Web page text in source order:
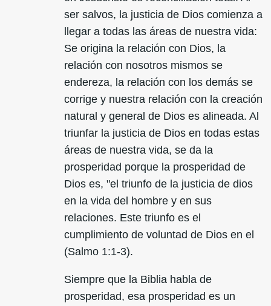
ser salvos, la justicia de Dios comienza a
llegar a todas las áreas de nuestra vida:
Se origina la relación con Dios, la
relación con nosotros mismos se
endereza, la relación con los demás se
corrige y nuestra relación con la creación
natural y general de Dios es alineada. Al
triunfar la justicia de Dios en todas estas
áreas de nuestra vida, se da la
prosperidad porque la prosperidad de
Dios es, "el triunfo de la justicia de dios
en la vida del hombre y en sus
relaciones. Este triunfo es el
cumplimiento de voluntad de Dios en el
(Salmo 1:1-3).
Siempre que la Biblia habla de
prosperidad, esa prosperidad es un